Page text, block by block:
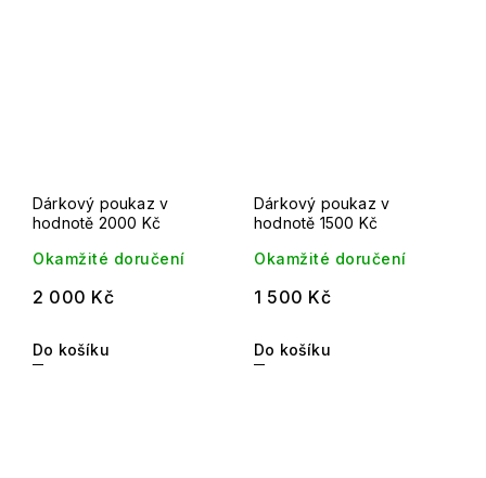
Dárkový poukaz v
hodnotě 2000 Kč
Okamžité doručení
2 000 Kč
Do košíku
Dárkový poukaz v
hodnotě 1500 Kč
Okamžité doručení
1 500 Kč
Do košíku